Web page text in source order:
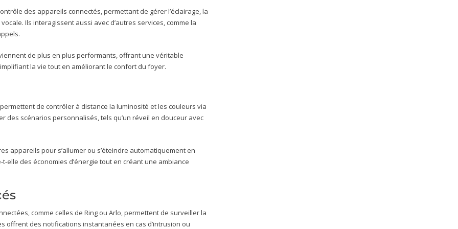
des appareils connectés, permettant de gérer l’éclairage, la
Ils interagissent aussi avec d’autres services, comme la
de plus en plus performants, offrant une véritable
la vie tout en améliorant le confort du foyer.
de contrôler à distance la luminosité et les couleurs via
des scénarios personnalisés, tels qu’un réveil en douceur avec
appareils pour s’allumer ou s’éteindre automatiquement en
elle des économies d’énergie tout en créant une ambiance
comme celles de Ring ou Arlo, permettent de surveiller la
offrent des notifications instantanées en cas d’intrusion ou